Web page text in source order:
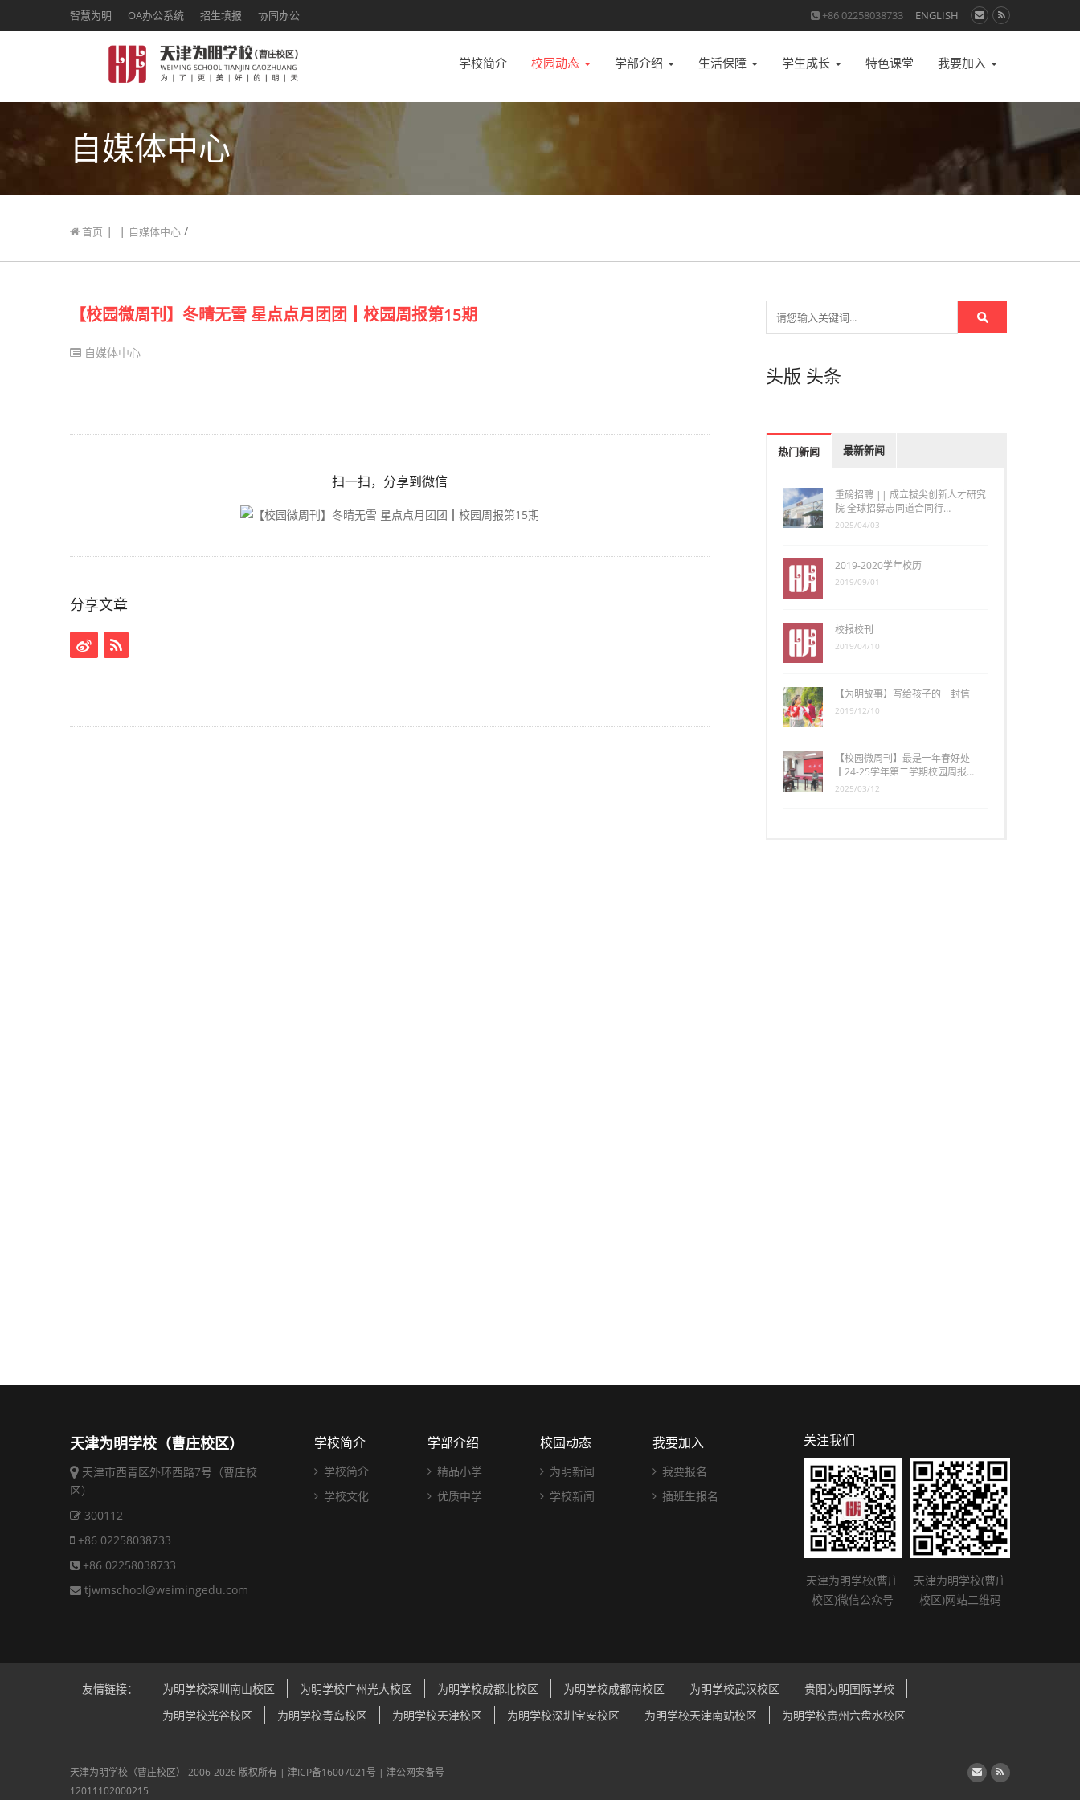
智慧为明 OA办公系统 招生填报 协同办公 +86 02258038733 ENGLISH
学校简介 校园动态 学部介绍 生活保障 学生成长 特色课堂 我要加入
自媒体中心
首页 | | 自媒体中心 /
【校园微周刊】冬晴无雪 星点点月团团┃校园周报第15期
自媒体中心
扫一扫，分享到微信
分享文章
头版 头条
热门新闻 最新新闻
重磅招聘 || 成立拔尖创新人才研究
院 全球招募志同道合同行…
2025/04/03
2019-2020学年校历
2019/09/01
校报校刊
2019/04/10
【为明故事】写给孩子的一封信
2019/12/10
【校园微周刊】最是一年春好处
┃24-25学年第二学期校园周报…
2025/03/12
天津为明学校（曹庄校区）
天津市西青区外环西路7号（曹庄校
区）
300112
+86 02258038733
+86 02258038733
tjwmschool@weimingedu.com
学校简介
学校简介
学校文化
学部介绍
精品小学
优质中学
校园动态
为明新闻
学校新闻
我要加入
我要报名
插班生报名
关注我们
天津为明学校(曹庄
校区)微信公众号
天津为明学校(曹庄
校区)网站二维码
友情链接： 为明学校深圳南山校区 为明学校广州光大校区 为明学校成都北校区 为明学校成都南校区 为明学校武汉校区
贵阳为明国际学校
为明学校光谷校区
为明学校青岛校区 为明学校天津校区 为明学校深圳宝安校区 为明学校天津南站校区 为明学校贵州六盘水校区
天津为明学校（曹庄校区） 2006-2026 版权所有 | 津ICP备16007021号 | 津公网安备号
12011102000215